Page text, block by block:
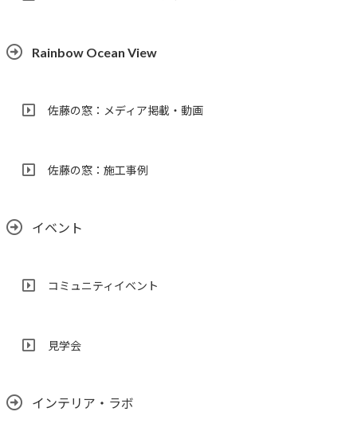
Rainbow Ocean View
佐藤の窓：メディア掲載・動画
佐藤の窓：施工事例
イベント
コミュニティイベント
見学会
インテリア・ラボ